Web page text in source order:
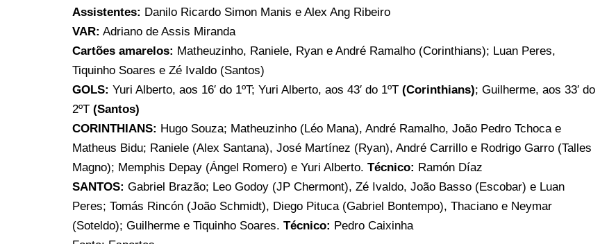
Assistentes: Danilo Ricardo Simon Manis e Alex Ang Ribeiro
VAR: Adriano de Assis Miranda
Cartões amarelos: Matheuzinho, Raniele, Ryan e André Ramalho (Corinthians); Luan Peres,
Tiquinho Soares e Zé Ivaldo (Santos)
GOLS: Yuri Alberto, aos 16′ do 1ºT; Yuri Alberto, aos 43′ do 1ºT(Corinthians); Guilherme, aos 33′ do
2ºT(Santos)
CORINTHIANS: Hugo Souza; Matheuzinho (Léo Mana), André Ramalho, João Pedro Tchoca e
Matheus Bidu; Raniele (Alex Santana), José Martínez (Ryan), André Carrillo e Rodrigo Garro (Talles
Magno); Memphis Depay (Ángel Romero) e Yuri Alberto.Técnico: Ramón Díaz
SANTOS: Gabriel Brazão; Leo Godoy (JP Chermont), Zé Ivaldo, João Basso (Escobar) e Luan
Peres; Tomás Rincón (João Schmidt), Diego Pituca (Gabriel Bontempo), Thaciano e Neymar
(Soteldo); Guilherme e Tiquinho Soares.Técnico: Pedro Caixinha